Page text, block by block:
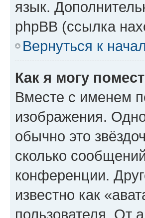
язык.
phpBB (ссылка
Вернуться к
Как я могу
Вместе с именем
изображения.
обычно это
сколько
конференции.
известно как
пользователя. От